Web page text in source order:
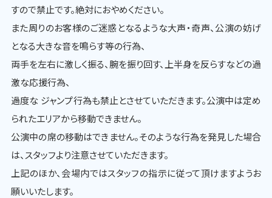
すので禁止です。絶対におやめください。
また周りのお客様のご迷惑となるような大声・奇声、公演の妨げ
となる大きな音を鳴らす等の行為、
両手を左右に激しく振る、腕を振り回す、上半身を反らすなどの過
激な応援行為、
過度な ジャンプ行為も禁止とさせていただきます。公演中は定め
られたエリアから移動できません。
公演中の席の移動はできません。そのような行為を発見した場合
は、スタッフより注意させていただきます。
上記のほか、会場内ではスタッフの指示に従って頂けますようお
願いいたします。